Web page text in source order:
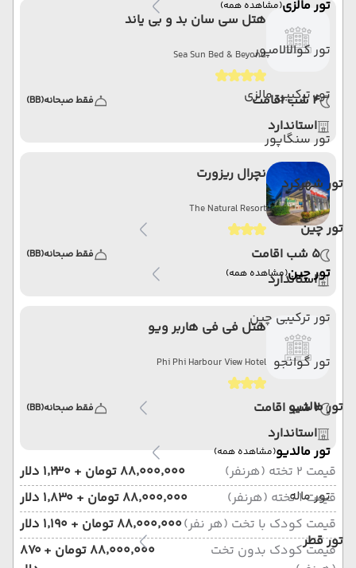
تور مالزی(مشاهده همه)
تور کوالالامپور
تور ترکیبی مالزی
تور سنگاپور
تور شهرکرد
تور چین
تور چین(مشاهده همه)
تور ترکیبی چین
تور گوانجو
تور مالدیو
تور مالدیو(مشاهده همه)
تور ماله
تور قطر
هتل سی سان بد و بی یاند
Sea Sun Bed & Beyond
4 شب اقامت فقط صبحانه(BB)
استاندارد
نچرال ریزورت
The Natural Resort
5 شب اقامت فقط صبحانه(BB)
استاندارد
هتل فی فی هاربر ویو
Phi Phi Harbour View Hotel
2 شب اقامت فقط صبحانه(BB)
استاندارد
قیمت 2 تخته (هرنفر)
۸۸٬۰۰۰٬۰۰۰ تومان + ۱٬۲۳۰ دلار
قیمت 1 تخته (هرنفر)
۸۸٬۰۰۰٬۰۰۰ تومان + ۱٬۸۳۰ دلار
قیمت کودک با تخت (هر نفر)۸۸٬۰۰۰٬۰۰۰ تومان + ۱٬۱۹۰ دلار
قیمت کودک بدون تخت
۸۸٬۰۰۰٬۰۰۰ تومان + ۸۷۰